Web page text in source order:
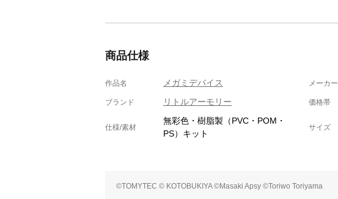
商品仕様
作品名 メガミデバイス メーカー
ブランド リトルアーモリー 価格帯
仕様/素材
無彩色・樹脂製（PVC・POM・
PS）キット
サイズ
©TOMYTEC © KOTOBUKIYA ©Masaki Apsy ©Toriwo Toriyama